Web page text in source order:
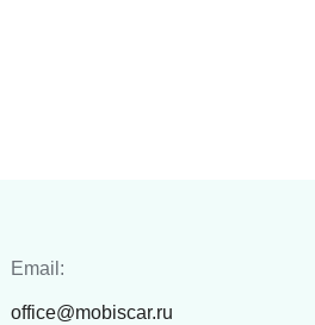
Email:
office@mobiscar.ru